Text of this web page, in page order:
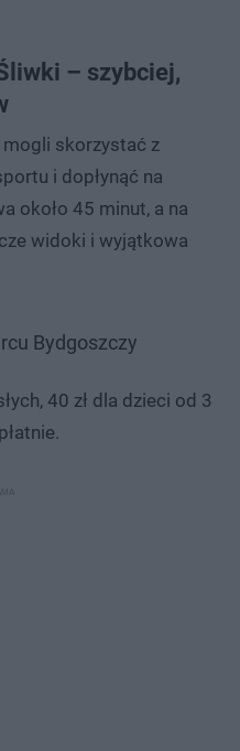
– szybciej,
mogli skorzystać z
i dopłynąć na
około 45 minut, a na
widoki i wyjątkowa
Bydgoszczy
40 zł dla dzieci od 3